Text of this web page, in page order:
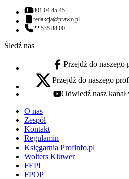
Numer telefonu:
801 04 45 45
Adres email:
redakcja@prawo.pl
Numer telefonu:
22 535 88 00
Śledź nas
facebook - otwiera się w nowej
Przejdź do naszego
x - otwiera się w nowej karcie
Przejdź do naszego
youtube - otwiera się w nowej
Odwiedź nasz
O nas
Zespół
Kontakt
Regulamin
Księgarnia Profinfo.pl
Wolters Kluwer
FEPI
FPOP